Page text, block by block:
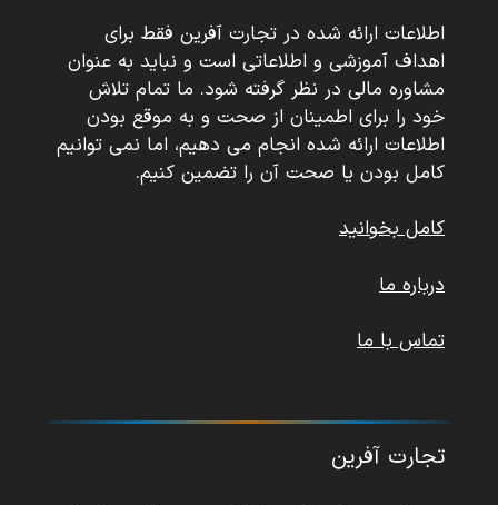
اطلاعات ارائه شده در تجارت آفرین فقط برای
اهداف آموزشی و اطلاعاتی است و نباید به عنوان
مشاوره مالی در نظر گرفته شود. ما تمام تلاش
خود را برای اطمینان از صحت و به موقع بودن
اطلاعات ارائه شده انجام می دهیم، اما نمی توانیم
کامل بودن یا صحت آن را تضمین کنیم.
کامل بخوانید
درباره ما
تماس با ما
تجارت آفرین